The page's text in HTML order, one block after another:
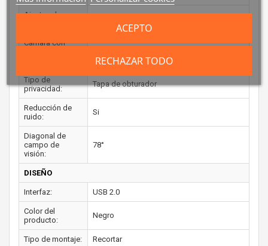
Ajustes de
Cámara con
Tipo de
privacidad:
Tapa de obturador
Reducción de
ruido:
Si
Diagonal de
campo de
visión:
78°
DISEÑO
Interfaz: USB 2.0
Color del
producto:
Negro
Tipo de montaje: Recortar
RECHAZAR TODO
ACEPTO